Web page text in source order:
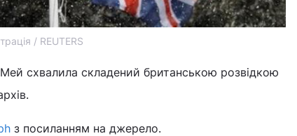
/ REUTERS
схвалила складений британською розвідкою
з посиланням на джерело.